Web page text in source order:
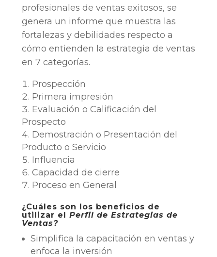
profesionales de ventas exitosos, se
genera un informe que muestra las
fortalezas y debilidades respecto a
cómo entienden la estrategia de ventas
en 7 categorías.
Prospección
Primera impresión
Evaluación o Calificación del
Prospecto
Demostración o Presentación del
Producto o Servicio
Influencia
Capacidad de cierre
Proceso en General
¿Cuáles son los beneficios de
utilizar el Perfil de Estrategias de
Ventas?
Simplifica la capacitación en ventas y
enfoca la inversión